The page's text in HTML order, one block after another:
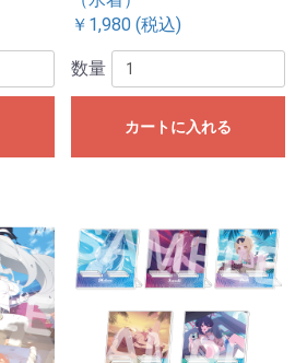
￥1,980 (税込)
数量
カートに入れる